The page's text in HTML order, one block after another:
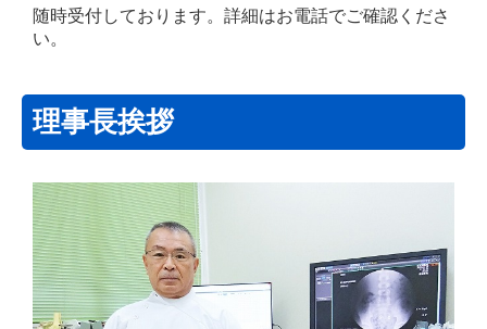
随時受付しております。詳細はお電話でご確認くださ
い。
理事長挨拶